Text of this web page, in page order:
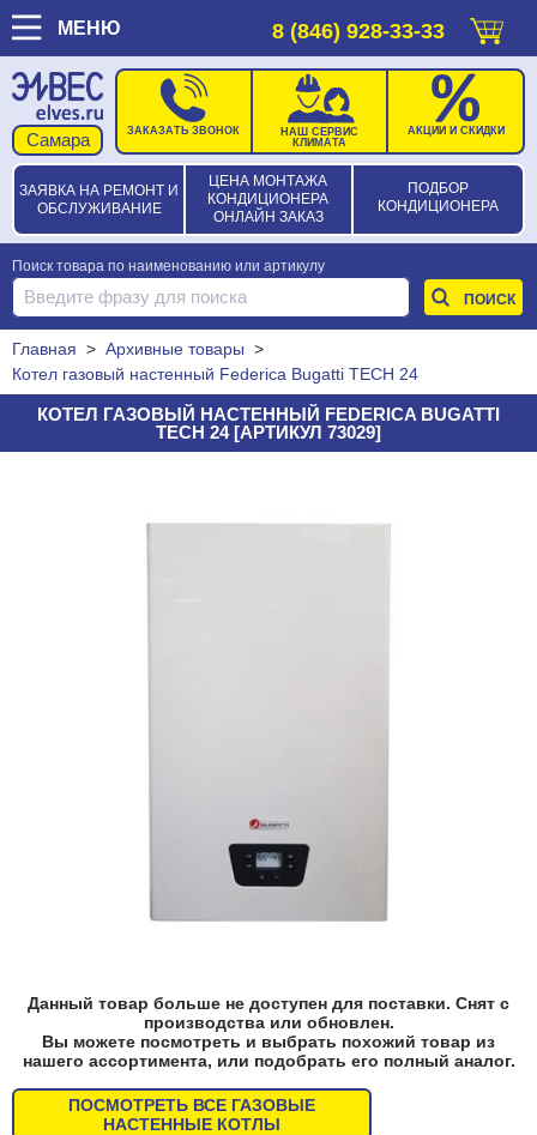
МЕНЮ 8 (846) 928-33-33
ЗАЯВКА НА РЕМОНТ И
ОБСЛУЖИВАНИЕ
ЦЕНА МОНТАЖА
КОНДИЦИОНЕРА
ОНЛАЙН ЗАКАЗ
ПОДБОР
КОНДИЦИОНЕРА
ЗАКАЗАТЬ ЗВОНОК
НАШ СЕРВИС
КЛИМАТА
АКЦИИ И СКИДКИ
Поиск товара по наименованию или артикулу
Главная > Архивные товары >
Котел газовый настенный Federica Bugatti TECH 24
КОТЕЛ ГАЗОВЫЙ НАСТЕННЫЙ FEDERICA BUGATTI
TECH 24 [АРТИКУЛ 73029]
Данный товар больше не доступен для поставки. Снят с
производства или обновлен.
Вы можете посмотреть и выбрать похожий товар из
нашего ассортимента, или подобрать его полный аналог.
ПОСМОТРЕТЬ ВСЕ ГАЗОВЫЕ
НАСТЕННЫЕ КОТЛЫ